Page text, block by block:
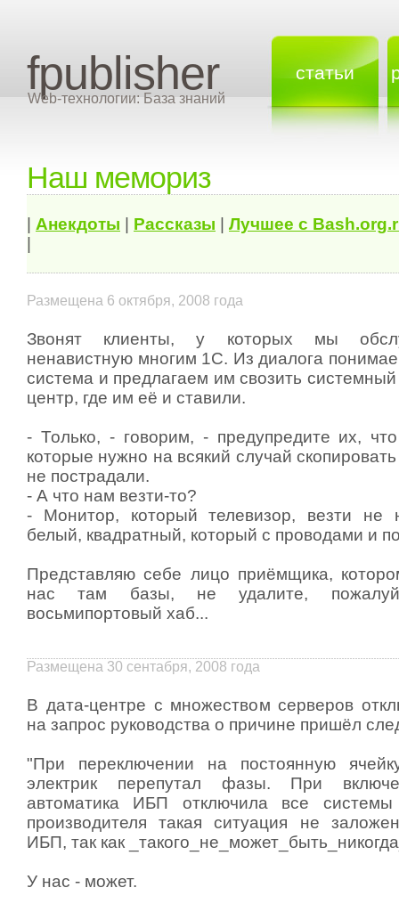
fpublisher
Web-технологии: База знаний
статьи
Наш мемориз
Анекдоты Рассказы
Лучшее с
Размещена 6 октября, 2008 года
Звонят клиенты, у которых мы
ненавистную многим 1С. Из диалога
система и предлагаем им свозить
центр, где им её и ставили.
- Только, - говорим, - предупредите их,
которые нужно на всякий случай
не пострадали.
- А что нам везти-то?
- Монитор, который телевизор, везти не
белый, квадратный, который с проводами и
Представляю себе лицо приёмщика,
нас там базы, не удалите,
восьмипортовый хаб...
Размещена 30 сентабря, 2008 года
В дата-центре с множеством серверов
на запрос руководства о причине пришёл
"При переключении на постоянную
электрик перепутал фазы. При
автоматика ИБП отключила все
производителя такая ситуация не
ИБП, так как
У нас - может.